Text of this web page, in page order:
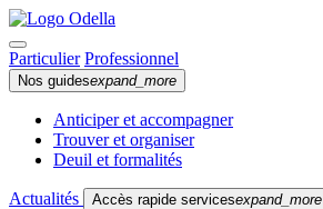
Particulier Professionnel
Nos guidesexpand_more
Anticiper et accompagner
Trouver et organiser
Deuil et formalités
Actualités Accès rapide servicesexpand_more